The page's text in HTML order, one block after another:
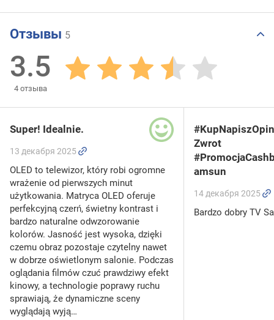
Отзывы 5
3.5
4 отзыва
Super! Idealnie.
13 декабря 2025
OLED to telewizor, który robi ogromne
wrażenie od pierwszych minut
użytkowania. Matryca OLED oferuje
perfekcyjną czerń, świetny kontrast i
bardzo naturalne odwzorowanie
kolorów. Jasność jest wysoka, dzięki
czemu obraz pozostaje czytelny nawet
w dobrze oświetlonym salonie. Podczas
oglądania filmów czuć prawdziwy efekt
kinowy, a technologie poprawy ruchu
sprawiają, że dynamiczne sceny
wyglądają wyją…
Zwrot
amsun
14 декабря 2025
Bardzo dobry TV